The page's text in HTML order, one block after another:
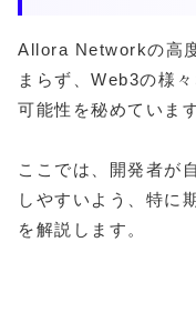
Allora Networkの高
まらず、Web3の様
可能性を秘めています
ここでは、開発者が
しやすいよう、特に
を解説します。